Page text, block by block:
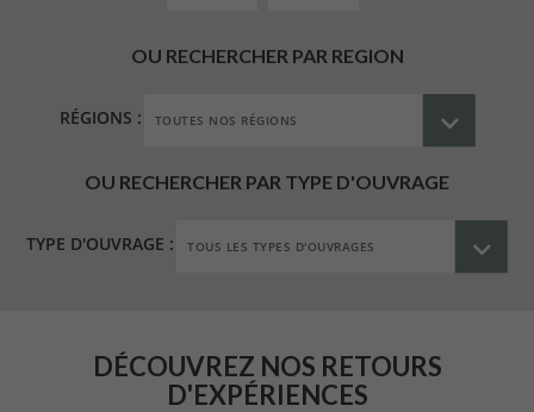
OU RECHERCHER PAR REGION
RÉGIONS :
OU RECHERCHER PAR TYPE D'OUVRAGE
TYPE D'OUVRAGE :
DÉCOUVREZ NOS RETOURS
D'EXPÉRIENCES